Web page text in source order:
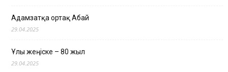
Адамзатқа ортақ Абай
29.04.2025
Ұлы жеңіске – 80 жыл
29.04.2025